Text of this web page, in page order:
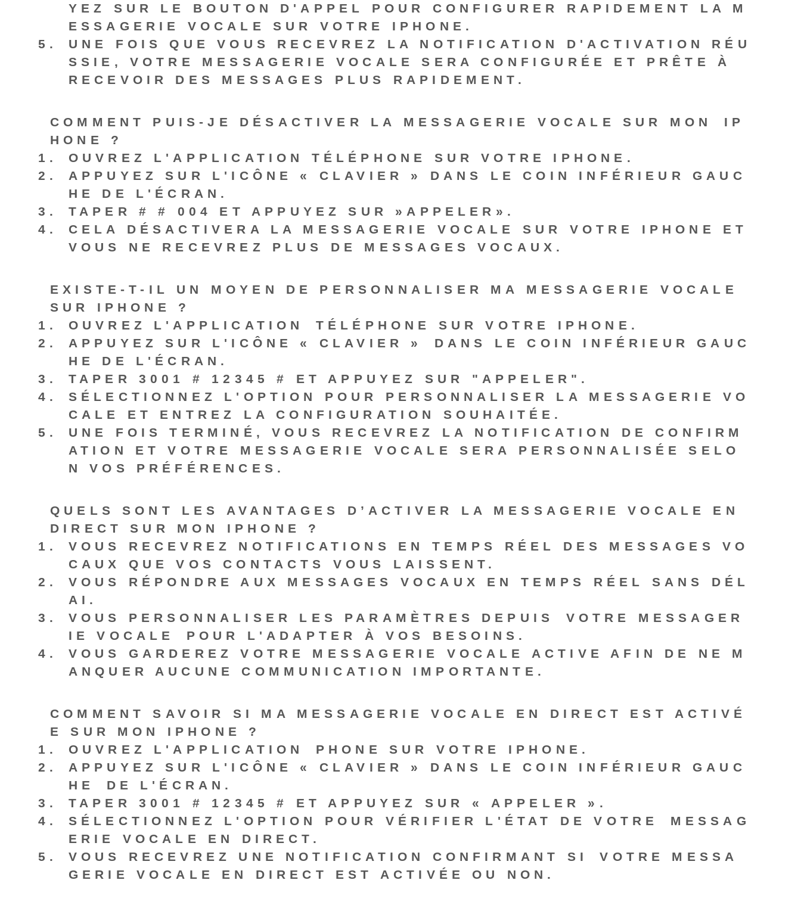
YEZ SUR LE BOUTON D'APPEL POUR CONFIGURER RAPIDEMENT LA M
ESSAGERIE VOCALE
SUR VOTRE IPHONE.
UNE FOIS QUE VOUS RECEVREZ LA NOTIFICATION D'ACTIVATION RÉU
SSIE, VOTRE MESSAGERIE VOCALE SERA CONFIGURÉE ET PRÊTE À
RECEVOIR DES MESSAGES PLUS RAPIDEMENT.
COMMENT PUIS-JE DÉSACTIVER LA MESSAGERIE VOCALE SUR MON⁤ IP
HONE ?
OUVREZ L'APPLICATION TÉLÉPHONE SUR VOTRE IPHONE.
APPUYEZ SUR L'ICÔNE « CLAVIER » DANS LE COIN INFÉRIEUR GAUC
HE DE L'ÉCRAN.
TAPER # # 004
ET APPUYEZ SUR ​»APPELER».
CELA DÉSACTIVERA LA MESSAGERIE VOCALE SUR VOTRE IPHONE ET
VOUS NE RECEVREZ PLUS DE MESSAGES VOCAUX.
EXISTE-T-IL UN MOYEN DE PERSONNALISER MA MESSAGERIE VOCALE
SUR IPHONE ?
OUVREZ L'APPLICATION⁢ TÉLÉPHONE SUR VOTRE IPHONE.
APPUYEZ SUR L'ICÔNE « CLAVIER »⁢ DANS LE COIN INFÉRIEUR GAUC
HE DE L'ÉCRAN.
TAPER 3001 # 12345 #
ET APPUYEZ SUR "APPELER".
SÉLECTIONNEZ L'OPTION POUR ‍ PERSONNALISER LA MESSAGERIE VO
CALE
ET ENTREZ LA CONFIGURATION SOUHAITÉE.
UNE FOIS TERMINÉ, VOUS RECEVREZ LA NOTIFICATION DE CONFIRM
ATION ET VOTRE MESSAGERIE VOCALE SERA PERSONNALISÉE SELO
N VOS PRÉFÉRENCES.
QUELS SONT LES AVANTAGES D’ACTIVER LA MESSAGERIE VOCALE EN
DIRECT SUR MON IPHONE ?
VOUS RECEVREZ NOTIFICATIONS EN TEMPS RÉEL
DES MESSAGES VO
CAUX QUE VOS CONTACTS VOUS LAISSENT.
VOUS RÉPONDRE AUX MESSAGES VOCAUX EN TEMPS RÉEL
SANS DÉL
AI.
VOUS PERSONNALISER LES PARAMÈTRES
‍DEPUIS⁣ VOTRE MESSAGER
IE VOCALE⁣ POUR L'ADAPTER À VOS BESOINS.
VOUS GARDEREZ VOTRE MESSAGERIE VOCALE ACTIVE
AFIN DE NE M
ANQUER AUCUNE COMMUNICATION IMPORTANTE.
COMMENT SAVOIR SI MA MESSAGERIE VOCALE EN DIRECT EST ACTIVÉ
E SUR MON IPHONE ?
OUVREZ L'APPLICATION ⁣PHONE SUR VOTRE IPHONE.
APPUYEZ SUR L'ICÔNE « CLAVIER » DANS LE COIN INFÉRIEUR GAUC
HE⁣ DE L'ÉCRAN.
TAPER 3001 # 12345 #
‍ ET APPUYEZ SUR « APPELER ».
SÉLECTIONNEZ L'OPTION POUR VÉRIFIER L'ÉTAT DE VOTRE ⁣ MESSAG
ERIE VOCALE EN DIRECT .
VOUS RECEVREZ UNE NOTIFICATION CONFIRMANT SI⁤ VOTRE MESSA
GERIE VOCALE EN DIRECT EST ACTIVÉE OU NON.